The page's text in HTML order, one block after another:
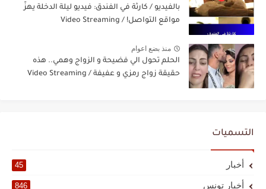
بالفيديو / كارثة في الفندق: فيديو ليلة الدخلة يهزّ
مواقع التواصل! / Video Streaming
منذ بضع اعوام
الحلم تحول الي فضيحة و الزواج وهمي.. هذه
حقيقة زواج رمزي و عفيفة / Video Streaming
التسميات
أخبار 45
أخبار تونس 846